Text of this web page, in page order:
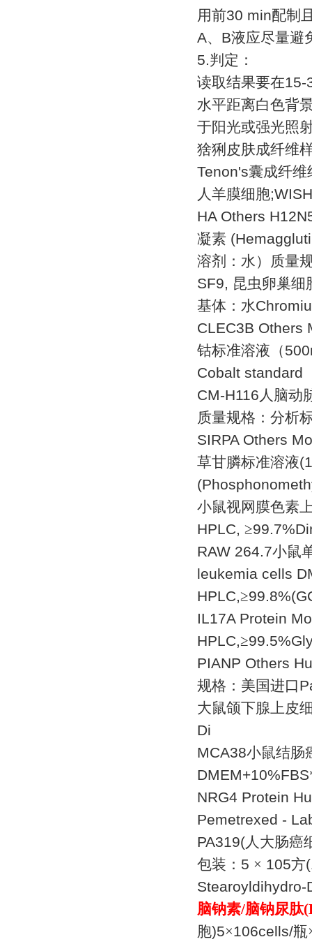
用前30 min配制
A、 B液应尽量避
5.判定：
读取结果要在15-
水平距离白色背
于阳光或强光照
猞猁皮肤成纤维
Tenon's囊成纤
人羊膜细胞;WISH
HA Others
凝素
溶剂：水）质量
SF9, 昆虫卵巢细
基体：水
CLEC3B Others
钴标准溶液（
Cobalt standard
CM-H116人脑动
质量规格：分析
SIRPA Others
草甘膦标准溶液
小鼠视网膜色素
HPLC, ≥
RAW 264.7小鼠
leukemia cells
HPLC,≥
IL17A Protein
HPLC,≥
PIANP Others
规格：美国进口
大鼠颌下腺上皮
Di
MCA38小鼠结肠
DMEM+10%FBS
NRG4 Protein
Pemetrexed -
PA319(人大肠癌
包装： 5 × 105方
Stearoyldihydro-
脑钠素/脑钠尿肽
胞)5×106cells/瓶